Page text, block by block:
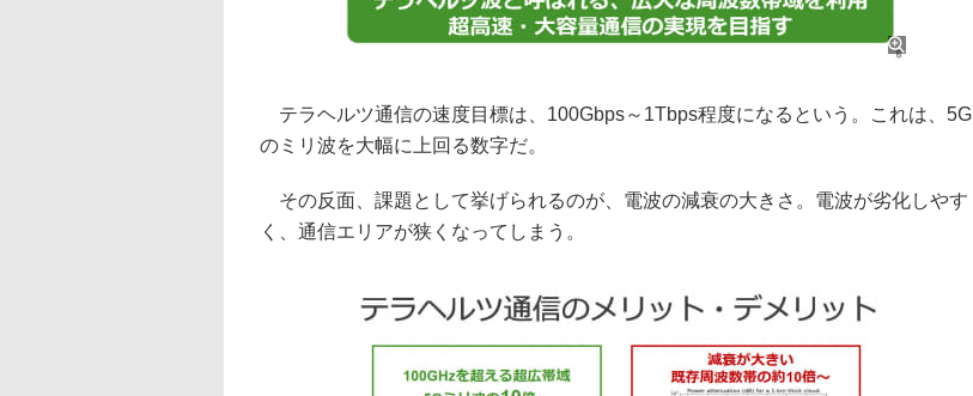
テラヘルツ通信の速度目標は、100Gbps～1Tbps程度になるという。これは、5G
のミリ波を大幅に上回る数字だ。
その反面、課題として挙げられるのが、電波の減衰の大きさ。電波が劣化しやす
く、通信エリアが狭くなってしまう。